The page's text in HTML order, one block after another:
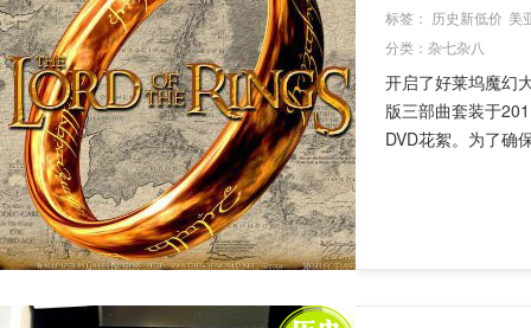
标签： 历史新低价 美
分类： 杂七杂八
开启了好莱坞魔幻
版三部曲套装于
DVD花絮。为了确